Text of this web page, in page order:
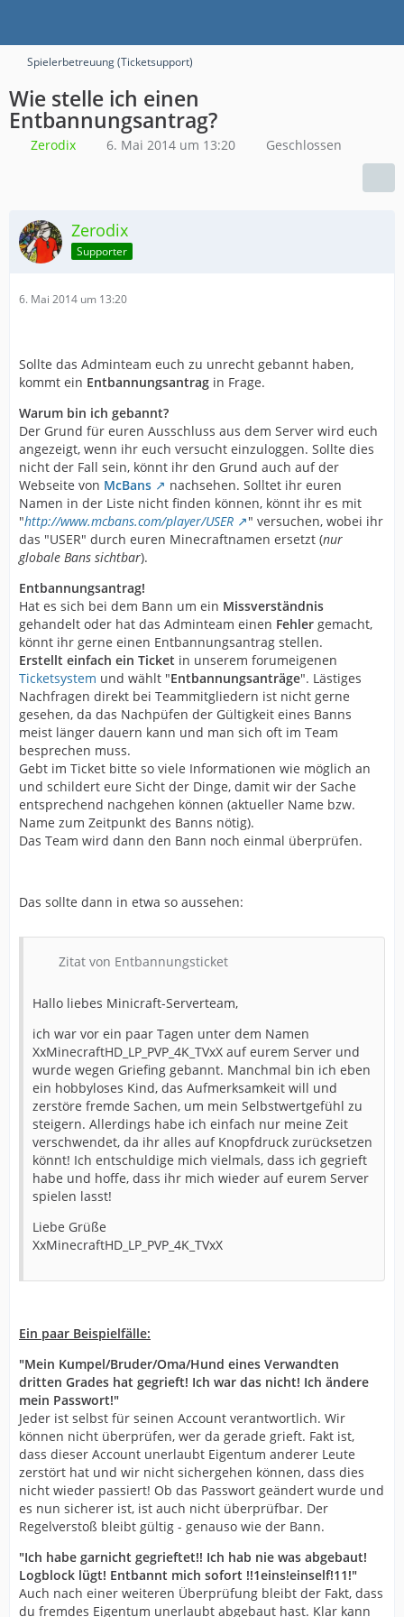
Spielerbetreuung (Ticketsupport)
Wie stelle ich einen
Entbannungsantrag?
Zerodix 6. Mai 2014 um 13:20 Geschlossen
Zerodix
Supporter
6. Mai 2014 um 13:20
Sollte das Adminteam euch zu unrecht gebannt haben,
kommt ein Entbannungsantrag in Frage.
Warum bin ich gebannt?
Der Grund für euren Ausschluss aus dem Server wird euch
angezeigt, wenn ihr euch versucht einzuloggen. Sollte dies
nicht der Fall sein, könnt ihr den Grund auch auf der
Webseite von McBans
nachsehen. Solltet ihr euren
Namen in der Liste nicht finden können, könnt ihr es mit
"http://www.mcbans.com/player/USER
" versuchen, wobei ihr
das "USER" durch euren Minecraftnamen ersetzt (nur
globale Bans sichtbar).
Entbannungsantrag!
Hat es sich bei dem Bann um ein Missverständnis
gehandelt oder hat das Adminteam einen Fehler gemacht,
könnt ihr gerne einen Entbannungsantrag stellen.
Erstellt einfach ein Ticket in unserem forumeigenen
Ticketsystem und wählt "Entbannungsanträge". Lästiges
Nachfragen direkt bei Teammitgliedern ist nicht gerne
gesehen, da das Nachpüfen der Gültigkeit eines Banns
meist länger dauern kann und man sich oft im Team
besprechen muss.
Gebt im Ticket bitte so viele Informationen wie möglich an
und schildert eure Sicht der Dinge, damit wir der Sache
entsprechend nachgehen können (aktueller Name bzw.
Name zum Zeitpunkt des Banns nötig).
Das Team wird dann den Bann noch einmal überprüfen.
Das sollte dann in etwa so aussehen:
Zitat von Entbannungsticket
Hallo liebes Minicraft-Serverteam,
ich war vor ein paar Tagen unter dem Namen
XxMinecraftHD_LP_PVP_4K_TVxX auf eurem Server und
wurde wegen Griefing gebannt. Manchmal bin ich eben
ein hobbyloses Kind, das Aufmerksamkeit will und
zerstöre fremde Sachen, um mein Selbstwertgefühl zu
steigern. Allerdings habe ich einfach nur meine Zeit
verschwendet, da ihr alles auf Knopfdruck zurücksetzen
könnt! Ich entschuldige mich vielmals, dass ich gegrieft
habe und hoffe, dass ihr mich wieder auf eurem Server
spielen lasst!
Liebe Grüße
XxMinecraftHD_LP_PVP_4K_TVxX
Ein paar Beispielfälle:
"Mein Kumpel/Bruder/Oma/Hund eines Verwandten
dritten Grades hat gegrieft! Ich war das nicht! Ich ändere
mein Passwort!"
Jeder ist selbst für seinen Account verantwortlich. Wir
können nicht überprüfen, wer da gerade grieft. Fakt ist,
dass dieser Account unerlaubt Eigentum anderer Leute
zerstört hat und wir nicht sichergehen können, dass dies
nicht wieder passiert! Ob das Passwort geändert wurde und
es nun sicherer ist, ist auch nicht überprüfbar. Der
Regelverstoß bleibt gültig - genauso wie der Bann.
"Ich habe garnicht gegrieftet!! Ich hab nie was abgebaut!
Logblock lügt! Entbannt mich sofort !!1eins!einself!11!"
Auch nach einer weiteren Überprüfung bleibt der Fakt, dass
du fremdes Eigentum unerlaubt abgebaut hast. Klar kann